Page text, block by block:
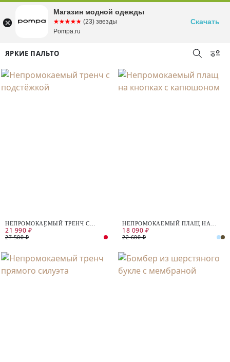
ЯРКИЕ ПАЛЬТО
НЕПРОМОКАЕМЫЙ ТРЕНЧ С
ПОДСТЁЖКОЙ
21 990 ₽
27 500 ₽
НЕПРОМОКАЕМЫЙ ПЛАЩ НА
КНОПКАХ С КАПЮШОНОМ
18 090 ₽
22 600 ₽
Магазин модной одежды
☆☆☆☆☆
★★★★★ (23) звезды
Pompa.ru
Скачать